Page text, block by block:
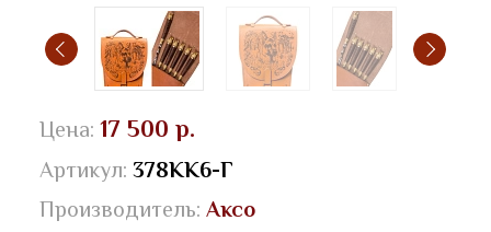
Цена: 17 500 р.
Артикул: 378КК6-Г
Производитель: Аксо